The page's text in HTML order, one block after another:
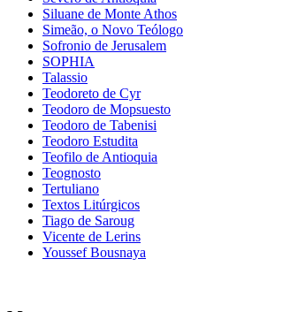
Siluane de Monte Athos
Simeão, o Novo Teólogo
Sofronio de Jerusalem
SOPHIA
Talassio
Teodoreto de Cyr
Teodoro de Mopsuesto
Teodoro de Tabenisi
Teodoro Estudita
Teofilo de Antioquia
Teognosto
Tertuliano
Textos Litúrgicos
Tiago de Saroug
Vicente de Lerins
Youssef Bousnaya